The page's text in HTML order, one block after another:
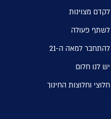
לקדם מצוינות
לשתף פעולה
להתחבר למאה ה-21
יש לנו חלום
חלוצי וחלוצות החינוך